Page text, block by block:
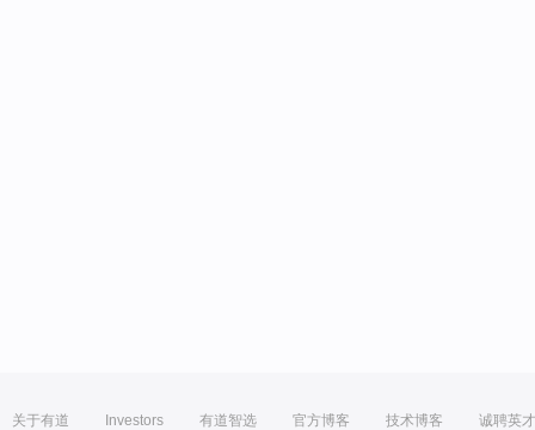
关于有道 Investors 有道智选 官方博客 技术博客 诚聘英才